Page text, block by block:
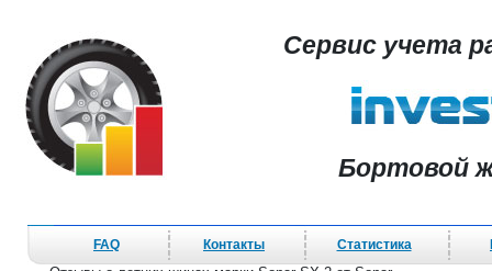
Сервис учета
Бортовой
FAQ Контакты Статистика